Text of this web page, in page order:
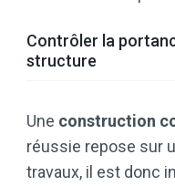
Contrôler la
structure
Une construction
réussie repose sur
travaux, il est donc